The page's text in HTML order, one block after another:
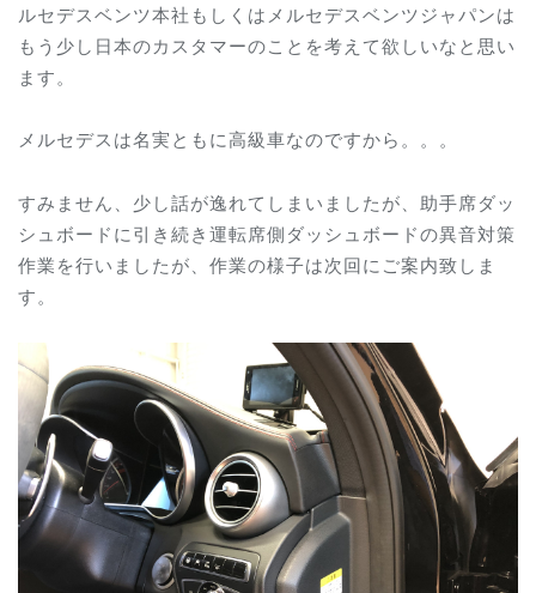
ルセデスベンツ本社もしくはメルセデスベンツジャパンは
もう少し日本のカスタマーのことを考えて欲しいなと思い
ます。
メルセデスは名実ともに高級車なのですから。。。
すみません、少し話が逸れてしまいましたが、助手席ダッ
シュボードに引き続き運転席側ダッシュボードの異音対策
作業を行いましたが、作業の様子は次回にご案内致しま
す。